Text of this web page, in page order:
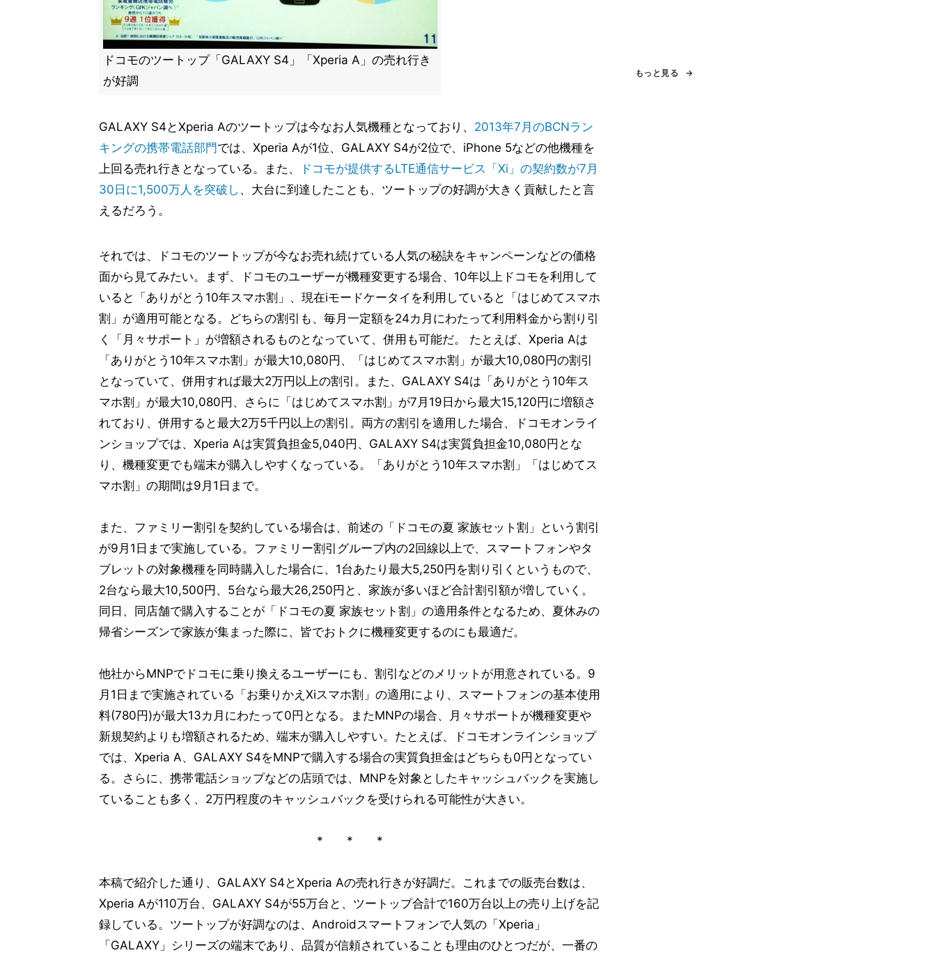
ドコモのツートップ「GALAXY S4」「Xperia A」の売れ行き
が好調
GALAXY S4とXperia Aのツートップは今なお人気機種となっており、 2013年7月のBCNラン
キングの携帯電話部門では、Xperia Aが1位、GALAXY S4が2位で、iPhone 5などの他機種を
上回る売れ行きとなっている。また、
ドコモが提供するLTE通信サービス「Xi」の契約数が7月
30日に1,500万人を突破し 、大台に到達したことも、ツートップの好調が大きく貢献したと言
えるだろう。
それでは、ドコモのツートップが今なお売れ続けている人気の秘訣をキャンペーンなどの価格
面から見てみたい。まず、ドコモのユーザーが機種変更する場合、10年以上ドコモを利用して
いると「ありがとう10年スマホ割」、現在iモードケータイを利用していると「はじめてスマホ
割」が適用可能となる。どちらの割引も、毎月一定額を24カ月にわたって利用料金から割り引
く「月々サポート」が増額されるものとなっていて、併用も可能だ。 たとえば、Xperia Aは
「ありがとう10年スマホ割」が最大10,080円、「はじめてスマホ割」が最大10,080円の割引
となっていて、併用すれば最大2万円以上の割引。また、GALAXY S4は「ありがとう10年ス
マホ割」が最大10,080円、さらに「はじめてスマホ割」が7月19日から最大15,120円に増額さ
れており、併用すると最大2万5千円以上の割引。両方の割引を適用した場合、ドコモオンライ
ンショップでは、Xperia Aは実質負担金5,040円、GALAXY S4は実質負担金10,080円とな
り、機種変更でも端末が購入しやすくなっている。「ありがとう10年スマホ割」「はじめてス
マホ割」の期間は9月1日まで。
また、ファミリー割引を契約している場合は、前述の「ドコモの夏 家族セット割」という割引
が9月1日まで実施している。ファミリー割引グループ内の2回線以上で、スマートフォンやタ
ブレットの対象機種を同時購入した場合に、1台あたり最大5,250円を割り引くというもので、
2台なら最大10,500円、5台なら最大26,250円と、家族が多いほど合計割引額が増していく。
同日、同店舗で購入することが「ドコモの夏 家族セット割」の適用条件となるため、夏休みの
帰省シーズンで家族が集まった際に、皆でおトクに機種変更するのにも最適だ。
他社からMNPでドコモに乗り換えるユーザーにも、割引などのメリットが用意されている。9
月1日まで実施されている「お乗りかえXiスマホ割」の適用により、スマートフォンの基本使用
料(780円)が最大13カ月にわたって0円となる。またMNPの場合、月々サポートが機種変更や
新規契約よりも増額されるため、端末が購入しやすい。たとえば、ドコモオンラインショップ
では、Xperia A、GALAXY S4をMNPで購入する場合の実質負担金はどちらも0円となってい
る。さらに、携帯電話ショップなどの店頭では、MNPを対象としたキャッシュバックを実施し
ていることも多く、2万円程度のキャッシュバックを受けられる可能性が大きい。
* * *
本稿で紹介した通り、GALAXY S4とXperia Aの売れ行きが好調だ。これまでの販売台数は、
Xperia Aが110万台、GALAXY S4が55万台と、ツートップ合計で160万台以上の売り上げを記
録している。ツートップが好調なのは、Androidスマートフォンで人気の「Xperia」
「GALAXY」シリーズの端末であり、品質が信頼されていることも理由のひとつだが、一番の
もっと見る